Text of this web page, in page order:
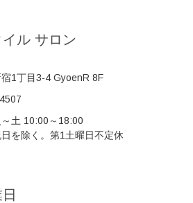
ル サロン
1丁目3-4 GyoenR 8F
～土 10:00～18:00
を除く。第1土曜日不定休